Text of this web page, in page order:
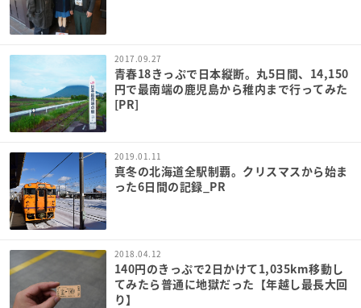
2017.09.27
青春18きっぷで日本縦断。丸5日間、14,150
円で最南端の鹿児島から稚内まで行ってみた
[PR]
2019.01.11
真冬の北海道全駅制覇。クリスマスから始ま
った6日間の記録_PR
2018.04.12
140円のきっぷで2日かけて1,035km移動し
てみたら普通に地獄だった【年越し最長大回
り】